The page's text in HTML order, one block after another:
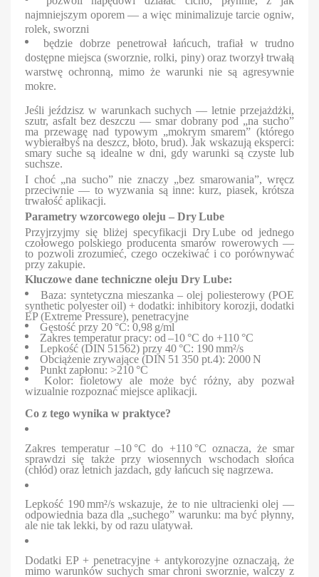
najmniejszym oporem — a więc minimalizuje tarcie ogniw,
rolek, sworzni
będzie dobrze penetrował łańcuch, trafiał w trudno
dostępne miejsca (sworznie, rolki, piny) oraz tworzył trwałą
warstwę ochronną, mimo że warunki nie są agresywnie
mokre.
Jeśli jeździsz w warunkach suchych — letnie przejażdżki,
szutr, asfalt bez deszczu — smar dobrany pod „na sucho”
ma przewagę nad typowym „mokrym smarem” (którego
wybierałbyś na deszcz, błoto, brud). Jak wskazują eksperci:
smary suche są idealne w dni, gdy warunki są czyste lub
suchsze.
I choć „na sucho” nie znaczy „bez smarowania”, wręcz
przeciwnie — to wyzwania są inne: kurz, piasek, krótsza
trwałość aplikacji.
Parametry wzorcowego oleju – Dry Lube
Przyjrzyjmy się bliżej specyfikacji Dry Lube od jednego
czołowego polskiego producenta smarów rowerowych —
to pozwoli zrozumieć, czego oczekiwać i co porównywać
przy zakupie.
Kluczowe dane techniczne oleju Dry Lube:
Baza: syntetyczna mieszanka – olej poliesterowy (POE
synthetic polyester oil) + dodatki: inhibitory korozji, dodatki
EP (Extreme Pressure), penetracyjne
Gęstość przy 20 °C: 0,98 g/ml
Zakres temperatur pracy: od –10 °C do +110 °C
Lepkość (DIN 51562) przy 40 °C: 190 mm²/s
Obciążenie zrywające (DIN 51 350 pt.4): 2000 N
Punkt zapłonu: >210 °C
Kolor: fioletowy ale może być różny, aby pozwał
wizualnie rozpoznać miejsce aplikacji.
Co z tego wynika w praktyce?
Zakres temperatur –10 °C do +110 °C oznacza, że smar
sprawdzi się także przy wiosennych wschodach słońca
(chłód) oraz letnich jazdach, gdy łańcuch się nagrzewa.
Lepkość 190 mm²/s wskazuje, że to nie ultracienki olej —
odpowiednia baza dla „suchego” warunku: ma być płynny,
ale nie tak lekki, by od razu ulatywał.
Dodatki EP + penetracyjne + antykorozyjne oznaczają, że
mimo warunków suchych smar chroni sworznie, walczy z